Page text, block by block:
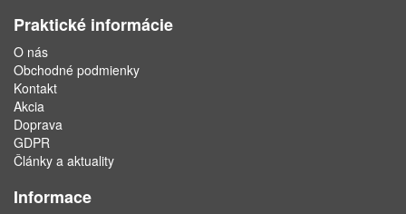
Praktické informácie
O nás
Obchodné podmienky
Kontakt
Akcia
Doprava
GDPR
Články a aktuality
Informace